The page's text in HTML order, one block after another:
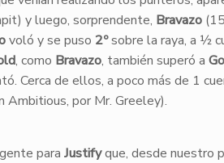
y luego, sorprendente, Bravazo
voló y se puso 2ºsobre la raya, a ½
, como Bravazo, también superó a
Cerca de ellos, a poco más de 1
Ambitious, por Mr. Greeley).
para Justifyque, desde nuestro